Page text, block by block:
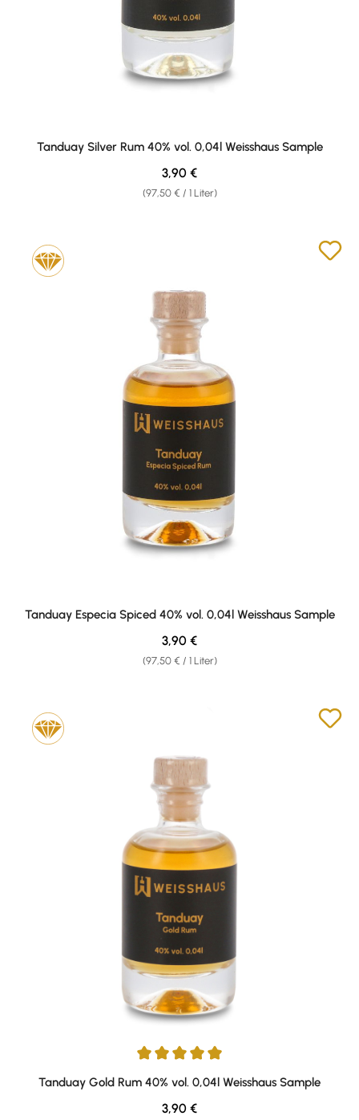
Tanduay Silver Rum 40% vol. 0,04l Weisshaus Sample
(97,50 € / 1 Liter)
Regulärer Preis:
3,90 €
Tanduay Especia Spiced 40% vol. 0,04l Weisshaus Sample
(97,50 € / 1 Liter)
Regulärer Preis:
3,90 €
Durchschnittliche Bewertung von 5 von 5 Sternen
Tanduay Gold Rum 40% vol. 0,04l Weisshaus Sample
Regulärer Preis:
3,90 €